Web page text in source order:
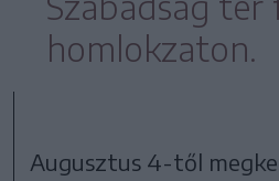
homlokzaton.
Augusztus 4-től